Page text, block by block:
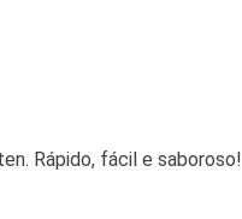
Rápido, fácil e saboroso!